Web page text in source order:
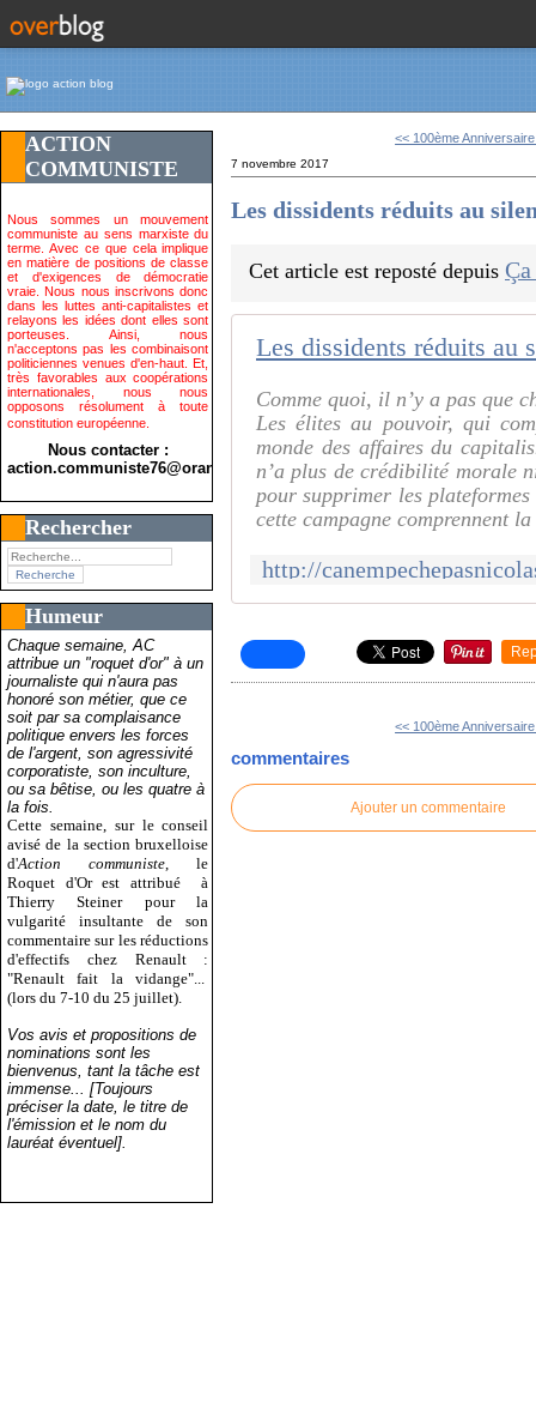
ACTION
COMMUNISTE
Nous sommes un mouvement
communiste au sens marxiste du
terme. Avec ce que cela implique
en matière de positions de classe
et d'exigences de démocratie
vraie. Nous nous inscrivons donc
dans les luttes anti-capitalistes et
relayons les idées dont elles sont
porteuses. Ainsi, nous
n'acceptons pas les combinaisont
politiciennes venues d'en-haut. Et,
très favorables aux coopérations
internationales, nous nous
opposons résolument à toute
constitution européenne.
Nous contacter :
action.communiste76@orange.fr>
Rechercher
Humeur
Chaque semaine, AC
attribue un "roquet d'or" à un
journaliste qui n'aura pas
honoré son métier, que ce
soit par sa complaisance
politique envers les forces
de l'argent, son agressivité
corporatiste, son inculture,
ou sa bêtise, ou les quatre à
la fois.
Cette semaine, sur le conseil
avisé de la section bruxelloise
d'Action communiste , le
Roquet d'Or est attribué
à
Thierry Steiner pour la
vulgarité insultante de son
commentaire sur les réductions
d'effectifs chez Renault :
"Renault fait la vidange"...
(lors du 7-10 du 25 juillet).
Vos avis et propositions de
nominations sont les
bienvenus, tant la tâche est
immense... [Toujours
préciser la date, le titre de
l'émission et le nom du
lauréat éventuel].
<< 100ème
7 novembre 2017
Les dissidents réduits au
Cet article est reposté depuis
Les dissidents réduits au
Comme quoi, il n’y a pas que
Les élites au pouvoir, qui
monde des affaires du
n’a plus de crédibilité morale
pour supprimer les
cette campagne comprennent
<< 100ème
commentaires
Ajouter un commentaire